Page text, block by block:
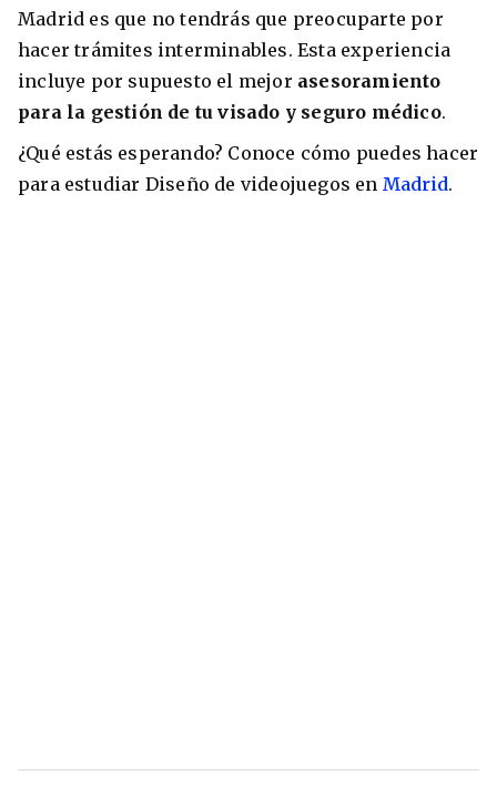
Madrid es que no tendrás que preocuparte por
hacer trámites interminables. Esta experiencia
incluye por supuesto el mejor asesoramiento
para la gestión de tu visado y seguro médico.
¿Qué estás esperando? Conoce cómo puedes hacer
para estudiar Diseño de videojuegos en Madrid.